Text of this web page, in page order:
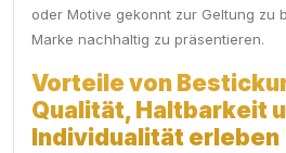
oder Motive gekonnt zur Geltung zu
Marke nachhaltig zu präsentieren.
Vorteile von
Qualität, Haltbarkeit
Individualität erleben